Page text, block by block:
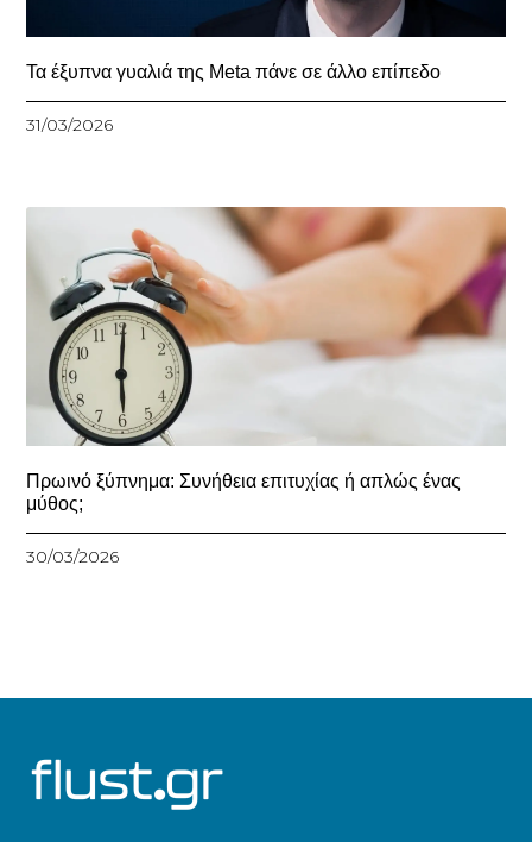
Τα έξυπνα γυαλιά της Meta πάνε σε άλλο επίπεδο
31/03/2026
Πρωινό ξύπνημα: Συνήθεια επιτυχίας ή απλώς ένας
μύθος;
30/03/2026